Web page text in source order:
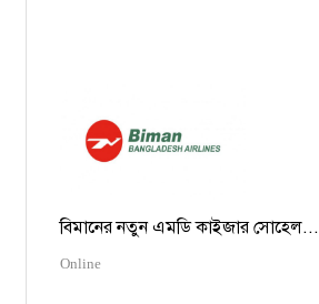
বিমানের নতুন এমডি কাইজার সোহেল...
Online